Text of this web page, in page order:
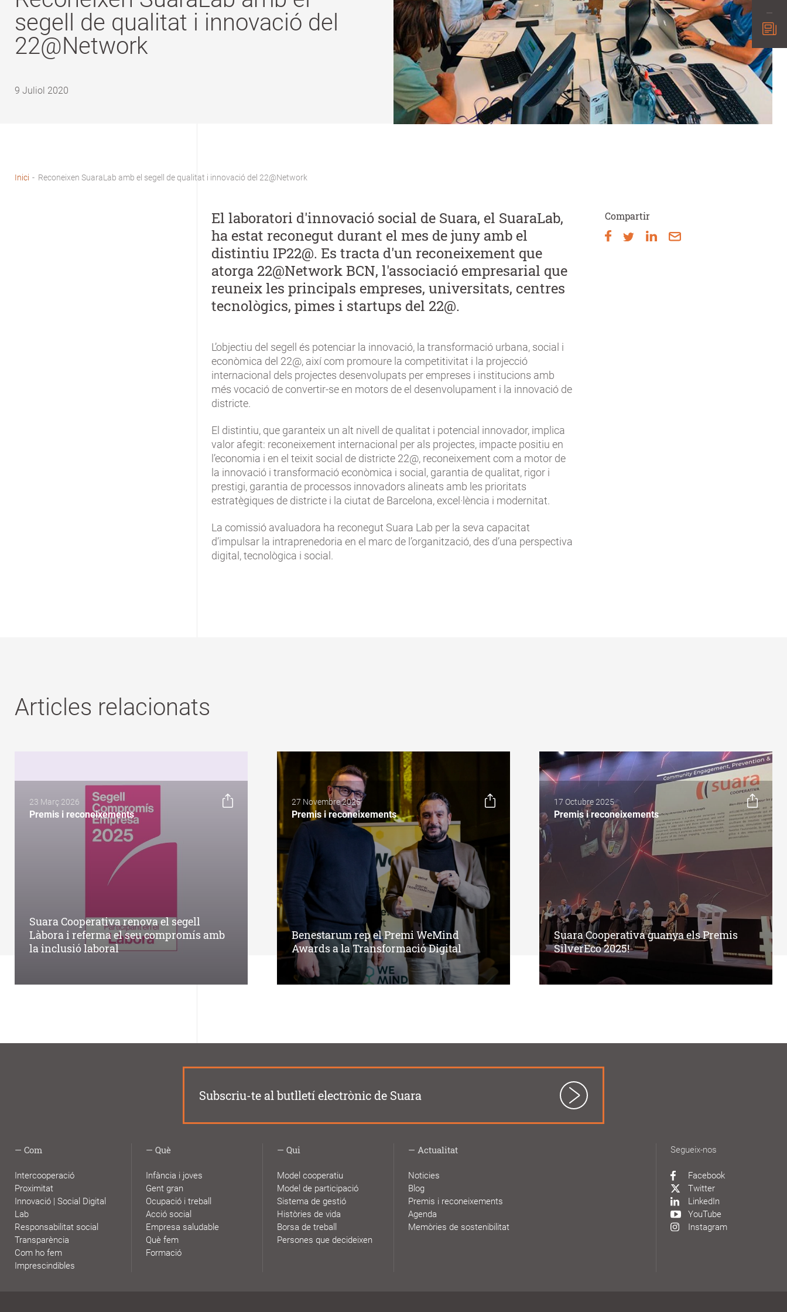
segell de qualitat i innovació del
22@Network
9 Juliol 2020
Inici - Reconeixen SuaraLab amb el segell de qualitat i innovació del 22@Network
Compartir
El laboratori d'innovació social de Suara, el SuaraLab,
ha estat reconegut durant el mes de juny amb el
distintiu IP22@. Es tracta d'un reconeixement que
atorga 22@Network BCN, l'associació empresarial que
reuneix les principals empreses, universitats, centres
tecnològics, pimes i startups del 22@.
L’objectiu del segell és potenciar la innovació, la transformació urbana, social i
econòmica del 22@, així com promoure la competitivitat i la projecció
internacional dels projectes desenvolupats per empreses i institucions amb
més vocació de convertir-se en motors de el desenvolupament i la innovació de
districte.
El distintiu, que garanteix un alt nivell de qualitat i potencial innovador, implica
valor afegit: reconeixement internacional per als projectes, impacte positiu en
l’economia i en el teixit social de districte 22@, reconeixement com a motor de
la innovació i transformació econòmica i social, garantia de qualitat, rigor i
prestigi, garantia de processos innovadors alineats amb les prioritats
estratègiques de districte i la ciutat de Barcelona, excel·lència i modernitat.
La comissió avaluadora ha reconegut Suara Lab per la seva capacitat
d’impulsar la intraprenedoria en el marc de l’organització, des d’una perspectiva
digital, tecnològica i social.
Articles relacionats
23 Març 2026
Premis i reconeixements
Suara Cooperativa renova el segell
Làbora i referma el seu compromís amb
la inclusió laboral
27 Novembre 2025
Premis i reconeixements
Benestarum rep el Premi WeMind
Awards a la Transformació Digital
17 Octubre 2025
Premis i reconeixements
Suara Cooperativa guanya els Premis
SilverEco 2025!
Subscriu-te al butlletí electrònic de Suara
Com
Intercooperació
Proximitat
Innovació | Social Digital
Lab
Responsabilitat social
Transparència
Com ho fem
Imprescindibles
Què
Infància i joves
Gent gran
Ocupació i treball
Acció social
Empresa saludable
Què fem
Formació
Qui
Model cooperatiu
Model de participació
Sistema de gestió
Històries de vida
Borsa de treball
Persones que decideixen
Actualitat
Noticies
Blog
Premis i reconeixements
Agenda
Memòries de sostenibilitat
Segueix-nos
Facebook
Twitter
LinkedIn
YouTube
Instagram